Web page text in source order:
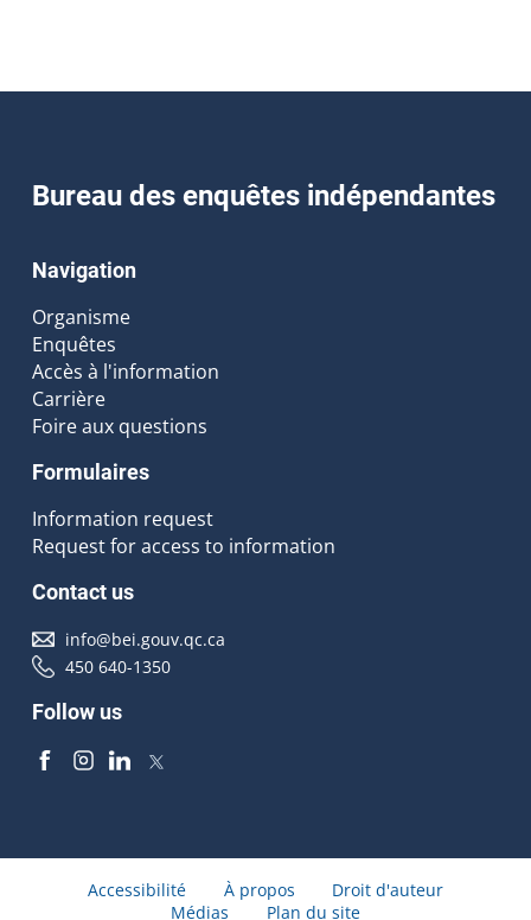
Bureau des enquêtes indépendantes
Navigation
Organisme
Enquêtes
Accès à l'information
Carrière
Foire aux questions
Formulaires
Information request
Request for access to information
Contact us
info@bei.gouv.qc.ca
450 640-1350
Follow us
Accessibilité À propos
Droit d'auteur
Médias
Plan du site